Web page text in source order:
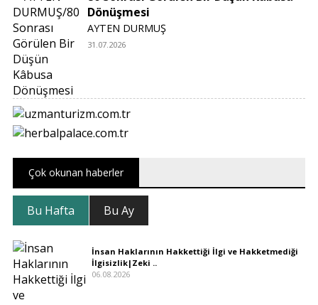
Dönüşmesi
AYTEN DURMUŞ
31.07.2026
Çok okunan haberler
Bu Hafta Bu Ay
İnsan Haklarının Hakkettiği İlgi ve Hakketmediği
İlgisizlik|Zeki ..
06.08.2026